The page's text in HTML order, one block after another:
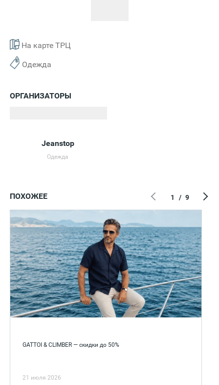
На карте ТРЦ
Одежда
ОРГАНИЗАТОРЫ
Jeanstop
Одежда
ПОХОЖЕЕ
GATTOI & CLIMBER — скидки до 50%
21 июля 2026
1 / 9